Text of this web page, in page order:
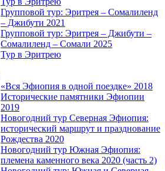
Групповой тур: Эритрея – Cомалиленд
– Джибути 2021
Групповой тур: Эритрея – Джибути –
Сомалиленд – Сомали 2025
Тур в Эритрею
«Вся Эфиопия в одной поездке» 2018
Исторические памятники Эфиопии
2019
Новогодний тур Северная Эфиопия:
исторический маршрут и празднование
Рождества 2020
Новогодний тур Южная Эфиопия:
племена каменного века 2020 (часть 2)